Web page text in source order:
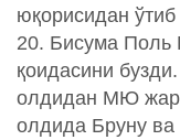
юқорисидан ўтиб
20. Бисума Поль
қоидасини
олдидан МЮ
олдида Бруну